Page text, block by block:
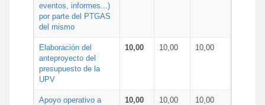
eventos, informes...)
por parte del PTGAS
del mismo
Elaboración del
anteproyecto del
presupuesto de la
UPV
10,00 10,00 10,00
Apoyo operativo a
10,00 10,00 10,00